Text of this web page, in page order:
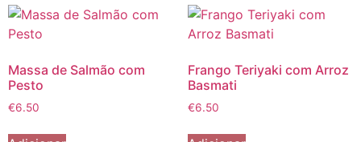
Massa de Salmão com
Pesto
€6.50
Frango Teriyaki com Arroz
Basmati
€6.50